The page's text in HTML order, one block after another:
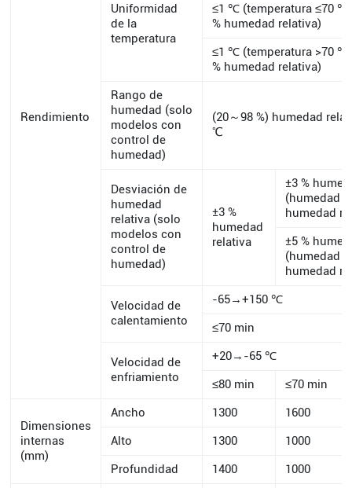
Rendimiento
Uniformidad
de la
temperatura
≤1 ℃ (temperatura ≤70
% humedad relativa)
≤1 ℃ (temperatura >70
% humedad relativa)
Rango de
humedad (solo
modelos con
control de
humedad)
(20～98 %) humedad
℃
Desviación de
humedad
relativa (solo
modelos con
control de
humedad)
±3 %
humedad
relativa
±3 %
(humedad
humedad
±5 %
(humedad
humedad
Velocidad de
calentamiento
-65→+150 ℃
≤70 min
Velocidad de
enfriamiento
+20→-65 ℃
≤80 min
≤70 min
Dimensiones
internas
(mm)
Ancho 1300
1600
Alto
1300
1000
Profundidad
1400 1000